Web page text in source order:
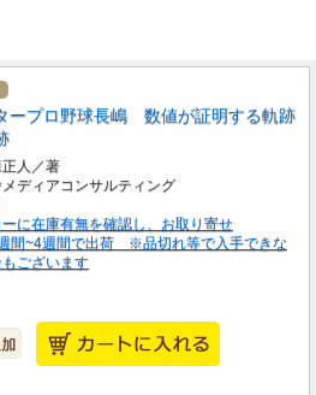
ープロ野球長嶋 数値が証明する軌跡
人／著
ディアコンサルティング
ーに在庫有無を確認し、お取り寄せ
間~4週間で出荷 ※品切れ等で入手できな
ございます